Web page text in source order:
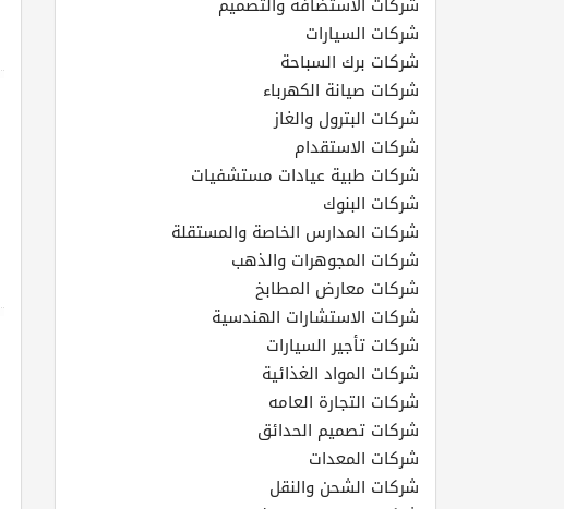
شركات الاستضافة والتصميم
شركات السيارات
شركات برك السباحة
شركات صيانة الكهرباء
شركات البترول والغاز
شركات الاستقدام
شركات طبية عيادات مستشفيات
شركات البنوك
شركات المدارس الخاصة والمستقلة
شركات المجوهرات والذهب
شركات معارض المطابخ
شركات الاستشارات الهندسية
شركات تأجير السيارات
شركات المواد الغذائية
شركات التجارة العامه
شركات تصميم الحدائق
شركات المعدات
شركات الشحن والنقل